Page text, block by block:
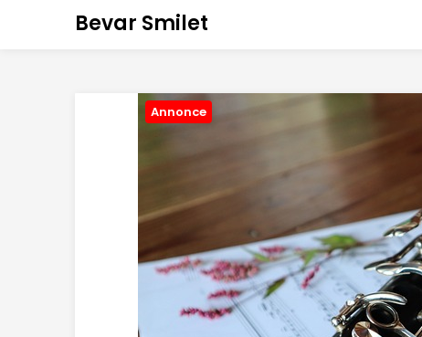
Bevar Smilet
Annonce